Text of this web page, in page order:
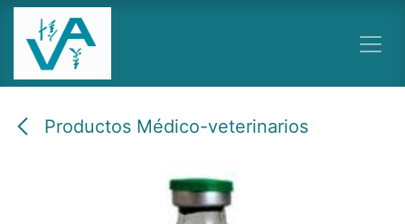
Ir al contenido
Productos Médico-veterinarios